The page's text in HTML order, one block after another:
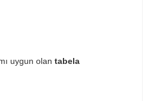
uygun olan tabela